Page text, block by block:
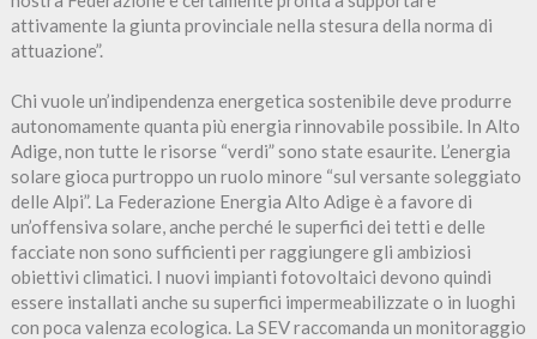
attivamente la giunta provinciale nella stesura della norma di
attuazione”.
Chi vuole un’indipendenza energetica sostenibile deve produrre
autonomamente quanta più energia rinnovabile possibile. In Alto
Adige, non tutte le risorse “verdi” sono state esaurite. L’energia
solare gioca purtroppo un ruolo minore “sul versante soleggiato
delle Alpi”. La Federazione Energia Alto Adige è a favore di
un’offensiva solare, anche perché le superfici dei tetti e delle
facciate non sono sufficienti per raggiungere gli ambiziosi
obiettivi climatici. I nuovi impianti fotovoltaici devono quindi
essere installati anche su superfici impermeabilizzate o in luoghi
con poca valenza ecologica. La SEV raccomanda un monitoraggio